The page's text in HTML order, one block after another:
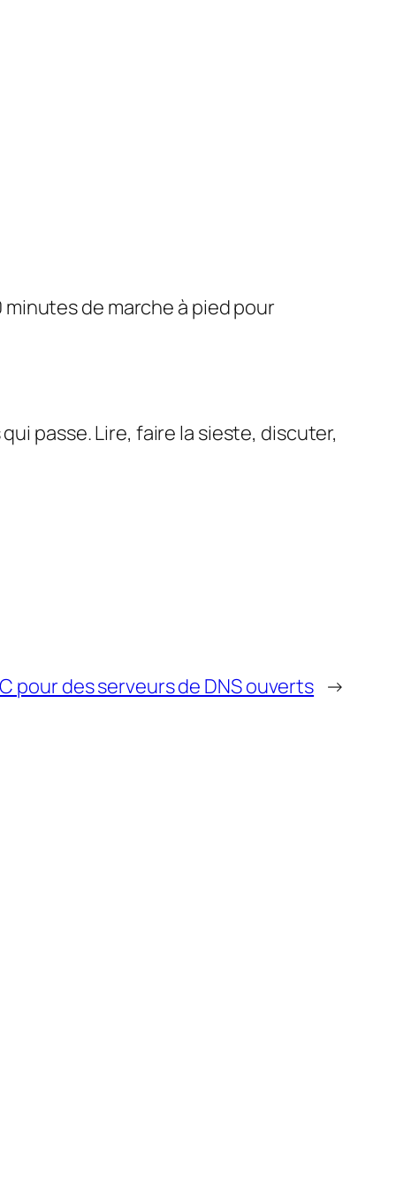
minutes de marche à pied pour
passe. Lire, faire la sieste, discuter,
pour des serveurs de DNS ouverts →